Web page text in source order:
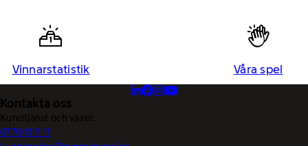
Vinnarstatistik Våra spel
Kontakta oss
Kundtjänst och växel:
0770-11 11 11